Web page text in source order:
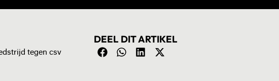
tegen csv
DEEL DIT ARTIKEL